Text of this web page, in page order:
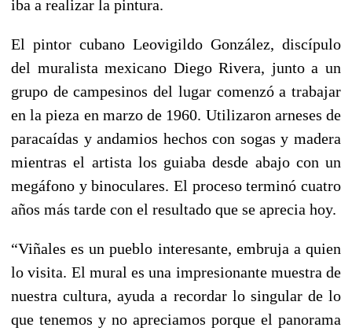
iba a realizar la pintura.
El pintor cubano Leovigildo González, discípulo
del muralista mexicano Diego Rivera, junto a un
grupo de campesinos del lugar comenzó a trabajar
en la pieza en marzo de 1960. Utilizaron arneses de
paracaídas y andamios hechos con sogas y madera
mientras el artista los guiaba desde abajo con un
megáfono y binoculares. El proceso terminó cuatro
años más tarde con el resultado que se aprecia hoy.
“Viñales es un pueblo interesante, embruja a quien
lo visita. El mural es una impresionante muestra de
nuestra cultura, ayuda a recordar lo singular de lo
que tenemos y no apreciamos porque el panorama